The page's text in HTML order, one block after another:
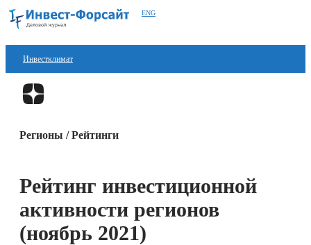
ENG
Инвестклимат
Финансы
ESG
Регионы / Рейтинги
Рейтинг инвестиционной
активности регионов
(ноябрь 2021)